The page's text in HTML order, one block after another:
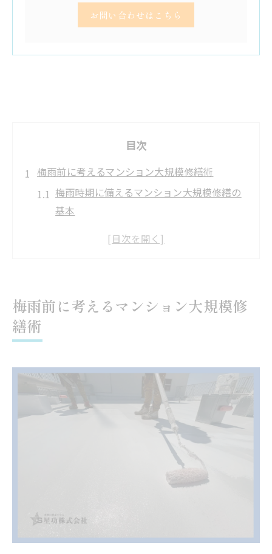
お問い合わせはこちら
目次
梅雨前に考えるマンション大規模修繕術
梅雨時期に備えるマンション大規模修繕の
基本
屋上防水の状態診断が重要な理由とは
専門業者選びで差がつく大規模修繕の成功
マンション大規模修繕で重視したい屋上防
屋上防水の劣化チェックと早期対応策
資産価値を保つための屋上防水メンテナン
雨漏りリスクを抑える屋上防水の見直し方
マンション大規模修繕と防水保証の重要性
長雨に強いマンション大規模修繕の極意
梅雨を乗り切るマンション大規模修繕の対
梅雨前に考えるマンション大規模修
繕術